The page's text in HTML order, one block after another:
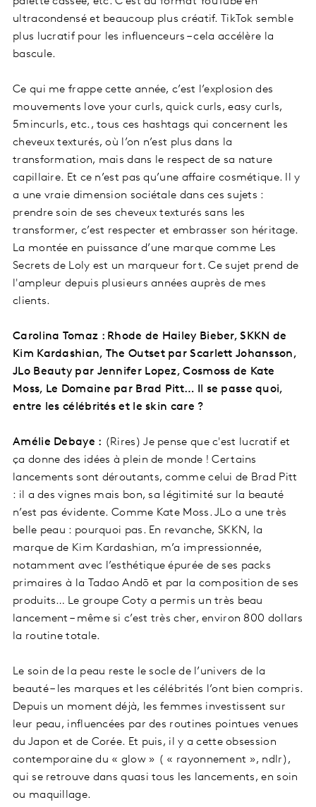
ultracondensé et beaucoup plus créatif. TikTok semble
plus lucratif pour les influenceurs – cela accélère la
bascule.
Ce qui me frappe cette année, c’est l’explosion des
mouvements love your curls, quick curls, easy curls,
5mincurls, etc., tous ces hashtags qui concernent les
cheveux texturés, où l’on n’est plus dans la
transformation, mais dans le respect de sa nature
capillaire. Et ce n’est pas qu’une affaire cosmétique. Il y
a une vraie dimension sociétale dans ces sujets :
prendre soin de ses cheveux texturés sans les
transformer, c’est respecter et embrasser son héritage.
La montée en puissance d’une marque comme Les
Secrets de Loly est un marqueur fort. Ce sujet prend de
l'ampleur depuis plusieurs années auprès de mes
clients.
Carolina Tomaz : Rhode de Hailey Bieber, SKKN de
Kim Kardashian, The Outset par Scarlett Johansson,
JLo Beauty par Jennifer Lopez, Cosmoss de Kate
Moss, Le Domaine par Brad Pitt… Il se passe quoi,
entre les célébrités et le skin care ?
Amélie Debaye : (Rires) Je pense que c'est lucratif et
ça donne des idées à plein de monde ! Certains
lancements sont déroutants, comme celui de Brad Pitt
: il a des vignes mais bon, sa légitimité sur la beauté
n’est pas évidente. Comme Kate Moss. JLo a une très
belle peau : pourquoi pas. En revanche, SKKN, la
marque de Kim Kardashian, m’a impressionnée,
notamment avec l’esthétique épurée de ses packs
primaires à la Tadao Andō et par la composition de ses
produits… Le groupe Coty a permis un très beau
lancement – même si c’est très cher, environ 800 dollars
la routine totale.
Le soin de la peau reste le socle de l’univers de la
beauté – les marques et les célébrités l’ont bien compris.
Depuis un moment déjà, les femmes investissent sur
leur peau, influencées par des routines pointues venues
du Japon et de Corée. Et puis, il y a cette obsession
contemporaine du « glow » ( « rayonnement », ndlr),
qui se retrouve dans quasi tous les lancements, en soin
ou maquillage.